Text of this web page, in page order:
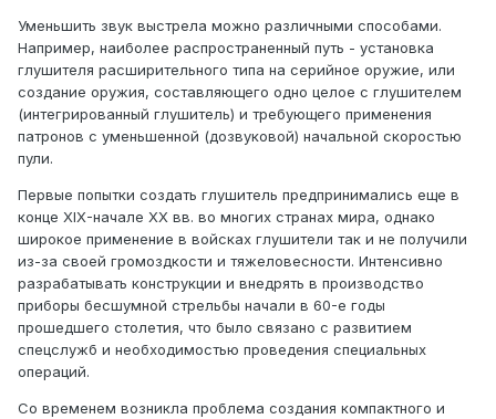
Уменьшить звук выстрела можно различными способами.
Например, наиболее распространенный путь - установка
глушителя расширительного типа на серийное оружие, или
создание оружия, составляющего одно целое с глушителем
(интегрированный глушитель) и требующего применения
патронов с уменьшенной (дозвуковой) начальной скоростью
пули.
Первые попытки создать глушитель предпринимались еще в
конце XIX-начале XX вв. во многих странах мира, однако
широкое применение в войсках глушители так и не получили
из-за своей громоздкости и тяжеловесности. Интенсивно
разрабатывать конструкции и внедрять в производство
приборы бесшумной стрельбы начали в 60-е годы
прошедшего столетия, что было связано с развитием
спецслужб и необходимостью проведения специальных
операций.
Со временем возникла проблема создания компактного и